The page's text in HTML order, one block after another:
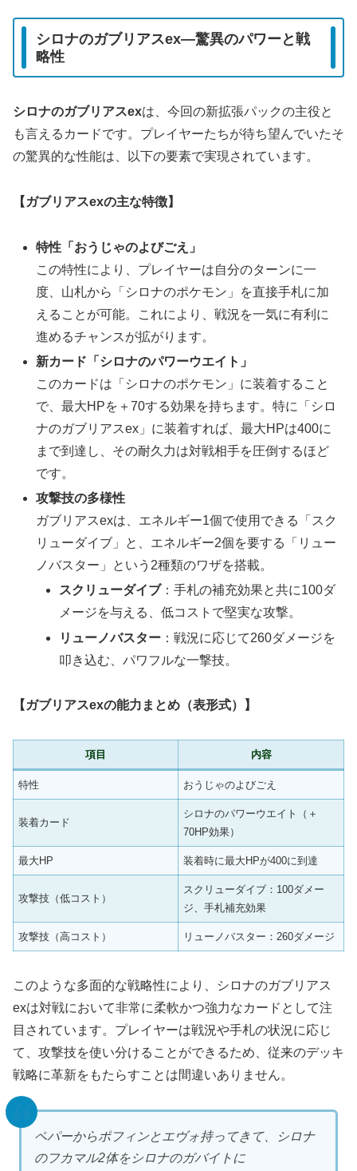
シロナのガブリアスex―驚異のパワーと戦
略性
シロナのガブリアスexは、今回の新拡張パックの主役と
も言えるカードです。プレイヤーたちが待ち望んでいたそ
の驚異的な性能は、以下の要素で実現されています。
【ガブリアスexの主な特徴】
特性「おうじゃのよびごえ」
この特性により、プレイヤーは自分のターンに一
度、山札から「シロナのポケモン」を直接手札に加
えることが可能。これにより、戦況を一気に有利に
進めるチャンスが拡がります。
新カード「シロナのパワーウエイト」
このカードは「シロナのポケモン」に装着すること
で、最大HPを＋70する効果を持ちます。特に「シロ
ナのガブリアスex」に装着すれば、最大HPは400に
まで到達し、その耐久力は対戦相手を圧倒するほど
です。
攻撃技の多様性
ガブリアスexは、エネルギー1個で使用できる「スク
リューダイブ」と、エネルギー2個を要する「リュー
ノバスター」という2種類のワザを搭載。
スクリューダイブ：手札の補充効果と共に100ダ
メージを与える、低コストで堅実な攻撃。
リューノバスター ：戦況に応じて260ダメージを
叩き込む、パワフルな一撃技。
【ガブリアスexの能力まとめ（表形式）】
項目 内容
特性 おうじゃのよびごえ
装着カード
シロナのパワーウエイト（＋
70HP効果）
最大HP 装着時に最大HPが400に到達
攻撃技（低コスト）
スクリューダイブ：100ダメー
ジ、手札補充効果
攻撃技（高コスト） リューノバスター：260ダメージ
このような多面的な戦略性により、シロナのガブリアス
exは対戦において非常に柔軟かつ強力なカードとして注
目されています。プレイヤーは戦況や手札の状況に応じ
て、攻撃技を使い分けることができるため、従来のデッキ
戦略に革新をもたらすことは間違いありません。
ペパーからポフィンとエヴォ持ってきて、シロナ
のフカマル2体をシロナのガバイトに